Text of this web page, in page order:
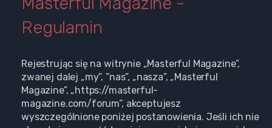
Regulamin
Rejestrując się na witrynie „Masterful Magazine”,
zwanej dalej „my”, ”nas”, „nasza”, „Masterful
Magazine”, „https://masterful-
magazine.com/forum”, akceptujesz
wyszczególnione poniżej postanowienia. Jeśli ich nie